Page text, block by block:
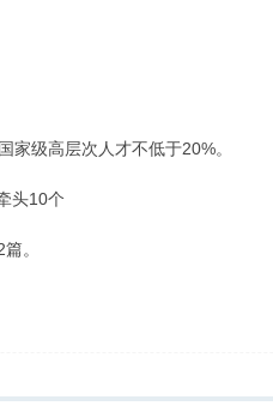
家级高层次人才不低于20%。
头10个
。